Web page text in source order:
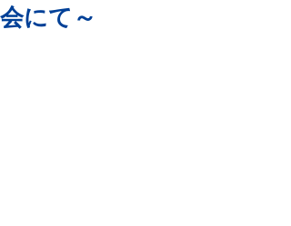
会にて～